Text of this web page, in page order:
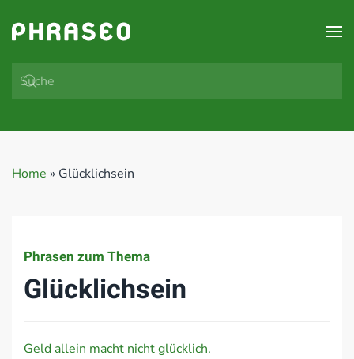
Zum Hauptinhalt springen
Home » Glücklichsein
Phrasen zum Thema
Glücklichsein
Geld allein macht nicht glücklich.